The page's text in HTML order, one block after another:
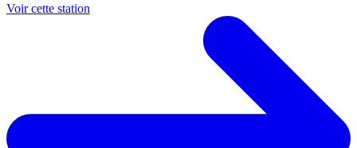
Voir cette station